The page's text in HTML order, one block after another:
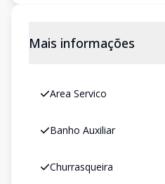
Mais informações
Area Servico
Banho Auxiliar
Churrasqueira